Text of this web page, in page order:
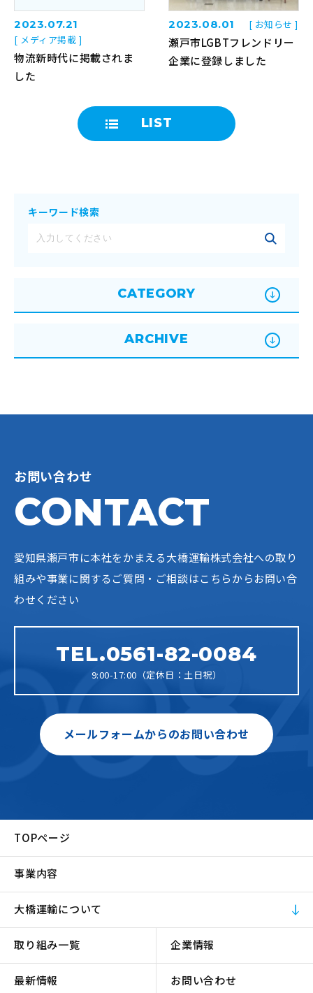
2023.07.21
[ メディア掲載 ]
物流新時代に掲載されま
した
LIST
2023.08.01 [ お知らせ ]
瀬戸市LGBTフレンドリー
企業に登録しました
キーワード検索
CATEGORY
ARCHIVE
お問い合わせ
CONTACT
愛知県瀬戸市に本社をかまえる大橋運輸株式会社への取り
組みや事業に関するご質問・ご相談はこちらからお問い合
わせください
TEL.0561-82-0084
9:00-17:00（定休日：土日祝）
メールフォームからのお問い合わせ
TOPページ
事業内容
大橋運輸について
取り組み一覧 企業情報
最新情報 お問い合わせ